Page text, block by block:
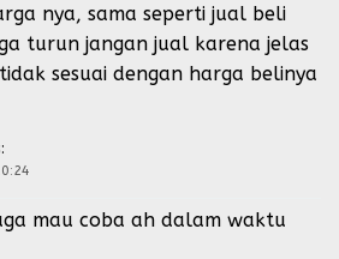
nya, sama seperti jual beli
turun jangan jual karena jelas
sesuai dengan harga belinya
mau coba ah dalam waktu